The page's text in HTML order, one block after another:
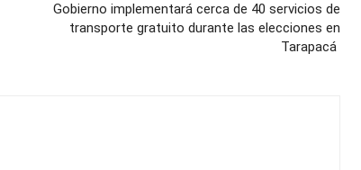
Gobierno implementará cerca de 40 servicios de
transporte gratuito durante las elecciones en
Tarapacá